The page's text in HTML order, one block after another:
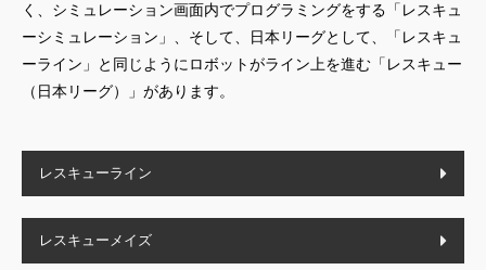
く、シミュレーション画面内でプログラミングをする「レスキュ
ーシミュレーション」、そして、日本リーグとして、「レスキュ
ーライン」と同じようにロボットがライン上を進む「レスキュー
（日本リーグ）」があります。
レスキューライン
レスキューメイズ